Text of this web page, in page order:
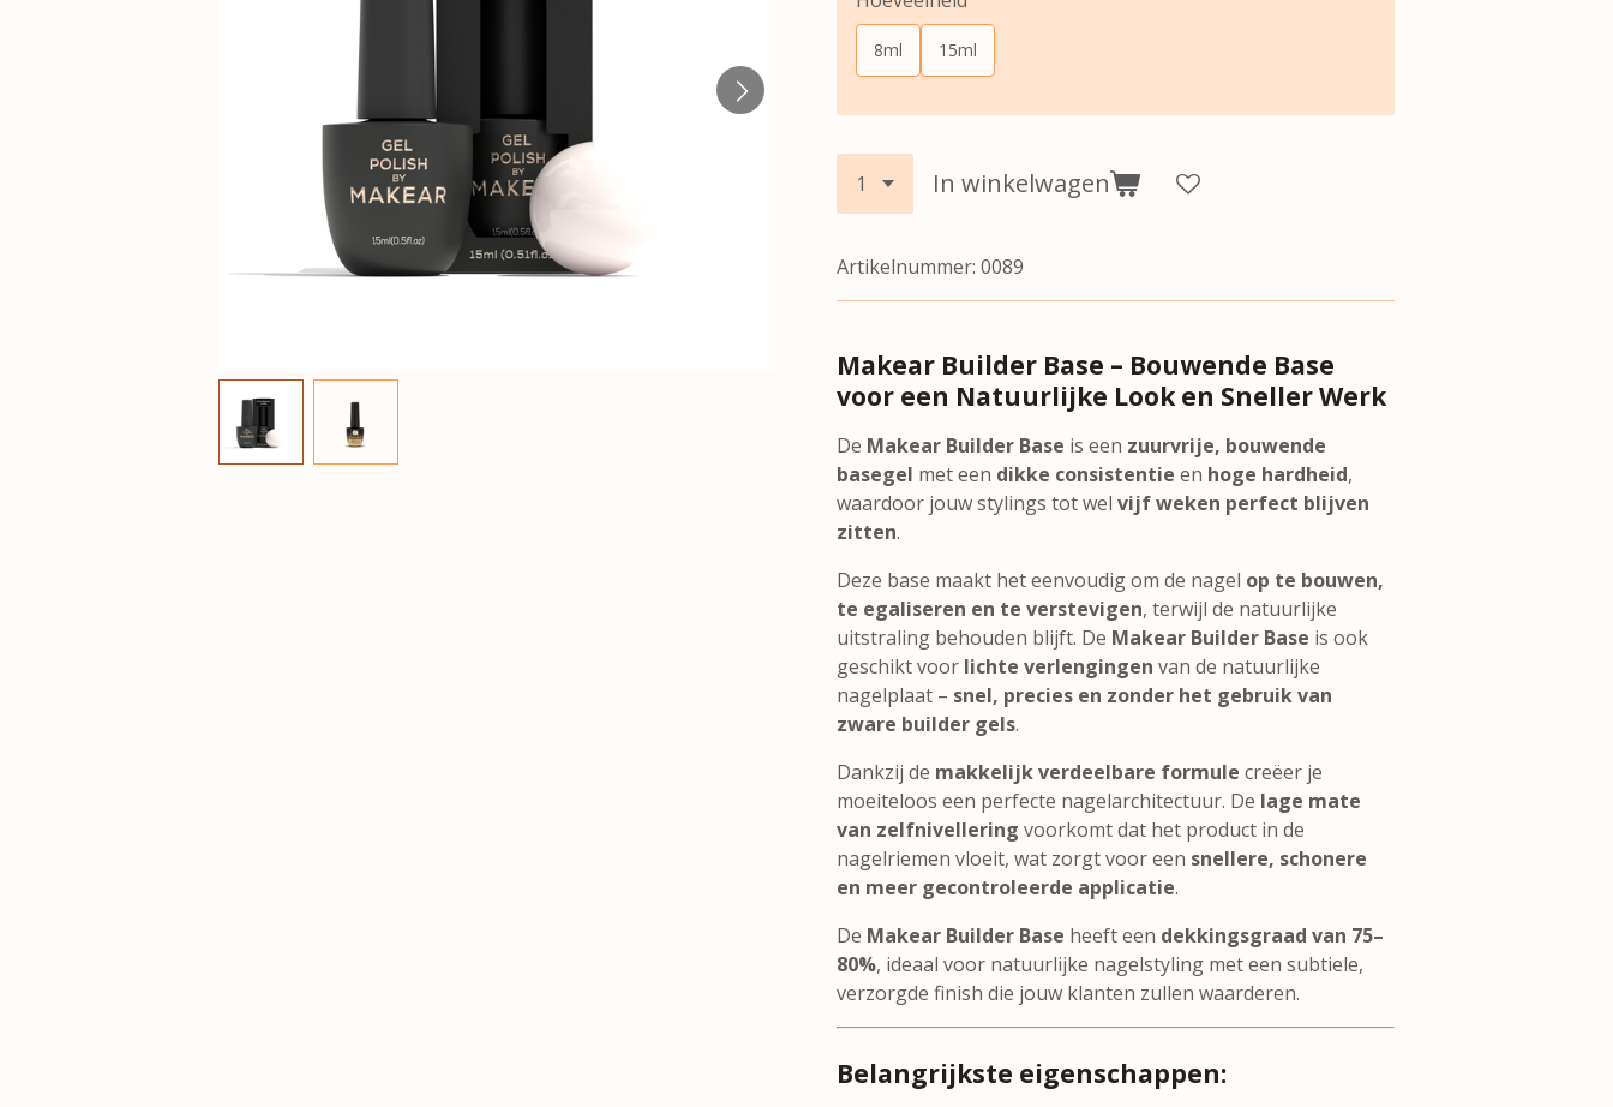
8ml 15ml
In winkelwagen
Artikelnummer: 0089
Makear Builder Base – Bouwende Base
voor een Natuurlijke Look en Sneller Werk
De Makear Builder Base is een zuurvrije, bouwende
basegel met een dikke consistentie en hoge hardheid,
waardoor jouw stylings tot wel vijf weken perfect blijven
zitten.
Deze base maakt het eenvoudig om de nagel op te bouwen,
te egaliseren en te verstevigen, terwijl de natuurlijke
uitstraling behouden blijft. De Makear Builder Base is ook
geschikt voor lichte verlengingen van de natuurlijke
nagelplaat – snel, precies en zonder het gebruik van
zware builder gels.
Dankzij de makkelijk verdeelbare formule creëer je
moeiteloos een perfecte nagelarchitectuur. De lage mate
van zelfnivellering voorkomt dat het product in de
nagelriemen vloeit, wat zorgt voor een snellere, schonere
en meer gecontroleerde applicatie.
De Makear Builder Base heeft een dekkingsgraad van 75–
80%, ideaal voor natuurlijke nagelstyling met een subtiele,
verzorgde finish die jouw klanten zullen waarderen.
Belangrijkste eigenschappen: